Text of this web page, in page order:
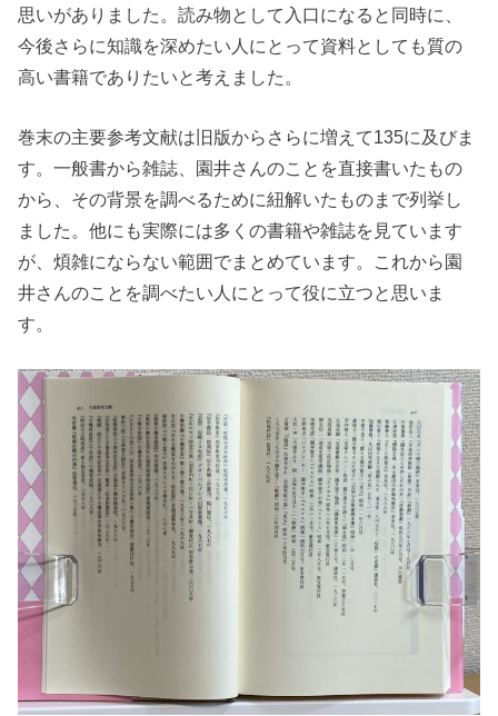
思いがありました。読み物として入口になると同時に、
今後さらに知識を深めたい人にとって資料としても質の
高い書籍でありたいと考えました。
巻末の主要参考文献は旧版からさらに増えて135に及びま
す。一般書から雑誌、園井さんのことを直接書いたもの
から、その背景を調べるために紐解いたものまで列挙し
ました。他にも実際には多くの書籍や雑誌を見ています
が、煩雑にならない範囲でまとめています。これから園
井さんのことを調べたい人にとって役に立つと思いま
す。